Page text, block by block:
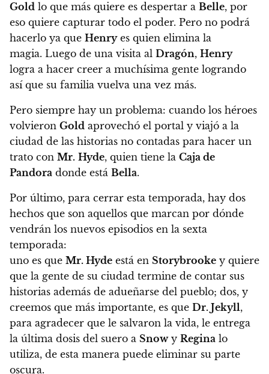
Gold lo que más quiere es despertar a Belle, por
eso quiere capturar todo el poder. Pero no podrá
hacerlo ya que Henryes quien elimina la
magia. Luego de una visita al Dragón, Henry
logra a hacer creer a muchísima gente logrando
así que su familia vuelva una vez más.
Pero siempre hay un problema: cuando los héroes
volvieron Gold aprovechó el portal y viajó a la
ciudad de las historias no contadas para hacer un
trato con Mr. Hyde, quien tiene la Caja de
Pandora donde está Bella.
Por último, para cerrar esta temporada, hay dos
hechos que son aquellos que marcan por dónde
vendrán los nuevos episodios en la sexta
temporada:
uno es que Mr. Hyde está en Storybrooke y quiere
que la gente de su ciudad termine de contar sus
historias además de adueñarse del pueblo; dos, y
creemos que más importante, es que Dr. Jekyll,
para agradecer que le salvaron la vida, le entrega
la última dosis del suero a Snowy Regina lo
utiliza, de esta manera puede eliminar su parte
oscura.